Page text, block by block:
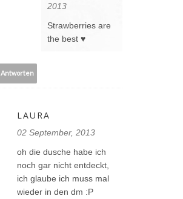
2013
Strawberries are
the best ♥
Antworten
LAURA
02 September, 2013
oh die dusche habe ich
noch gar nicht entdeckt,
ich glaube ich muss mal
wieder in den dm :P